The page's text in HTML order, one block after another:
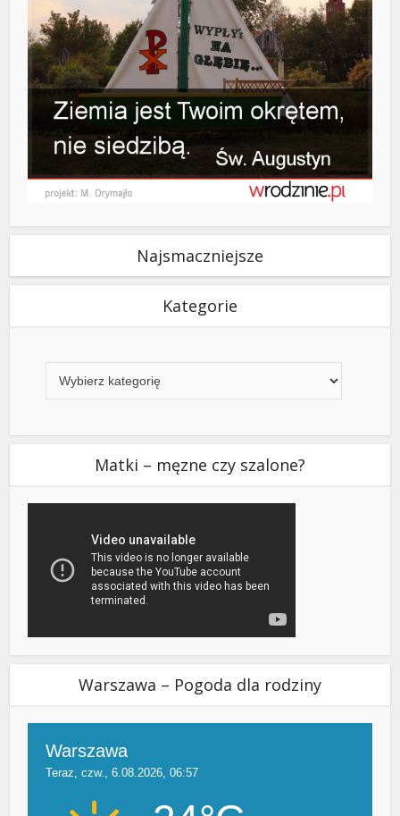
Najsmaczniejsze
Kategorie
Matki – męzne czy szalone?
Warszawa – Pogoda dla rodziny